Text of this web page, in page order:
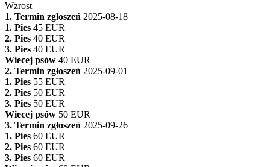
Wzrost
1. Termin zgłoszeń 2025-08-18
1. Pies 45 EUR
2. Pies 40 EUR
3. Pies 40 EUR
Wiecej psów 40 EUR
2. Termin zgłoszeń 2025-09-01
1. Pies 55 EUR
2. Pies 50 EUR
3. Pies 50 EUR
Wiecej psów 50 EUR
3. Termin zgłoszeń 2025-09-26
1. Pies 60 EUR
2. Pies 60 EUR
3. Pies 60 EUR